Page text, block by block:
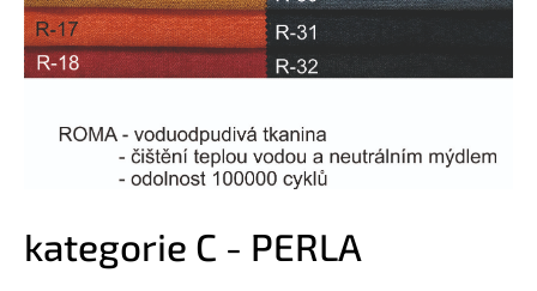
kategorie C - PERLA